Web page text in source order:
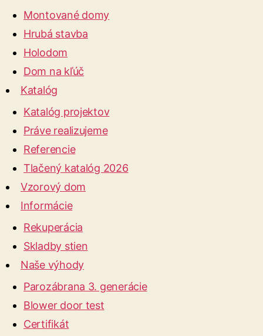
Montované domy
Hrubá stavba
Holodom
Dom na kľúč
Katalóg
Katalóg projektov
Práve realizujeme
Referencie
Tlačený katalóg 2026
Vzorový dom
Informácie
Rekuperácia
Skladby stien
Naše výhody
Parozábrana 3. generácie
Blower door test
Certifikát